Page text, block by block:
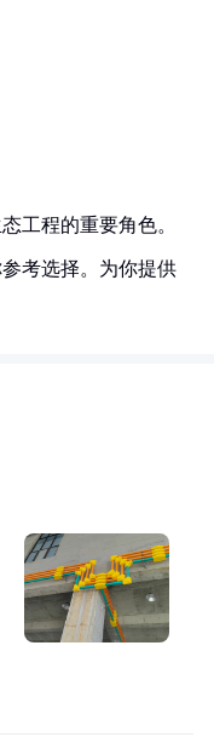
工程的重要角色。
考选择。为你提供